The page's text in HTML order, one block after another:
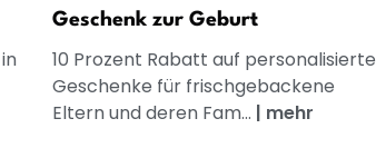
Geschenk zur Geburt
10 Prozent Rabatt auf personalisierte
Geschenke für frischgebackene
Eltern und deren Fam... | mehr